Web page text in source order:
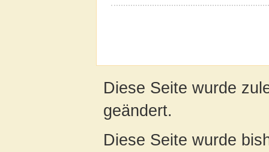
Diese Seite wurde
geändert.
Diese Seite wurde